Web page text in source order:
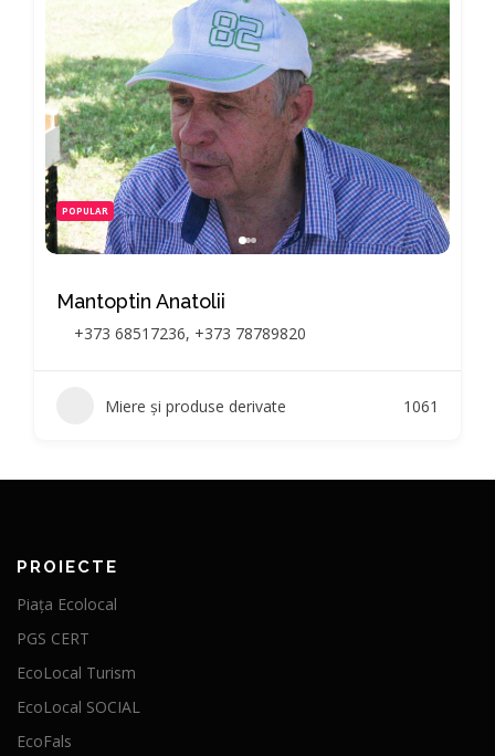
POPULAR
Mantoptin Anatolii
+373 68517236, +373 78789820
Miere și produse derivate 1061
PROIECTE
Piața Ecolocal
PGS CERT
EcoLocal Turism
EcoLocal SOCIAL
EcoFals